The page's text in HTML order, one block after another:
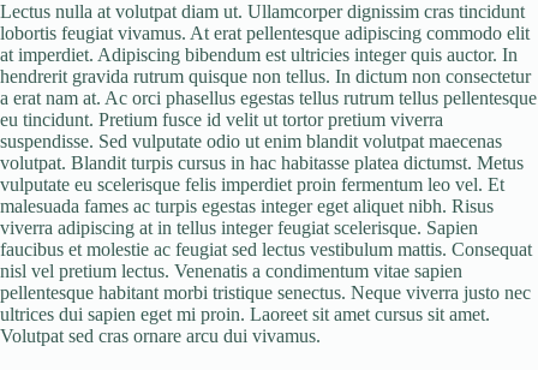
Lectus nulla at volutpat diam ut. Ullamcorper dignissim cras tincidunt
lobortis feugiat vivamus. At erat pellentesque adipiscing commodo elit
at imperdiet. Adipiscing bibendum est ultricies integer quis auctor. In
hendrerit gravida rutrum quisque non tellus. In dictum non consectetur
a erat nam at. Ac orci phasellus egestas tellus rutrum tellus pellentesque
eu tincidunt. Pretium fusce id velit ut tortor pretium viverra
suspendisse. Sed vulputate odio ut enim blandit volutpat maecenas
volutpat. Blandit turpis cursus in hac habitasse platea dictumst. Metus
vulputate eu scelerisque felis imperdiet proin fermentum leo vel. Et
malesuada fames ac turpis egestas integer eget aliquet nibh. Risus
viverra adipiscing at in tellus integer feugiat scelerisque. Sapien
faucibus et molestie ac feugiat sed lectus vestibulum mattis. Consequat
nisl vel pretium lectus. Venenatis a condimentum vitae sapien
pellentesque habitant morbi tristique senectus. Neque viverra justo nec
ultrices dui sapien eget mi proin. Laoreet sit amet cursus sit amet.
Volutpat sed cras ornare arcu dui vivamus.